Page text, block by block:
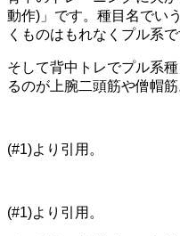
動作)」です。種目名でい
くものはもれなくプル系で
そして背中トレでプル系
るのが上腕二頭筋や僧帽筋
(#1)より引用。
(#1)より引用。